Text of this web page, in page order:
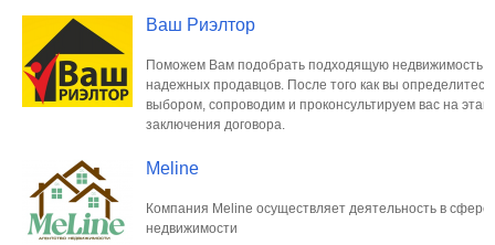
Ваш Риэлтор
Поможем Вам подобрать подходящую недвижимость
надежных продавцов. После того как вы определитесь
выбором, сопроводим и проконсультируем вас на
заключения договора.
Meline
Компания Meline осуществляет деятельность в сфере
недвижимости